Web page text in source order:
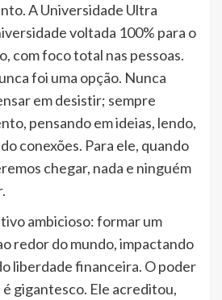
A Universidade Ultra
voltada 100% para o
com foco total nas pessoas.
foi uma opção. Nunca
em desistir; sempre
pensando em ideias, lendo,
conexões. Para ele, quando
chegar, nada e ninguém
ambicioso: formar um
redor do mundo, impactando
liberdade financeira. O poder
é gigantesco. Ele acreditou,